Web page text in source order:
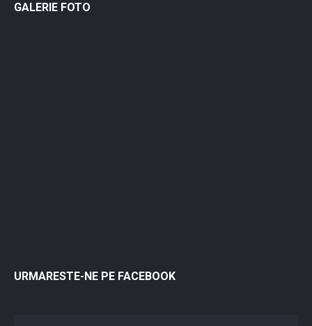
GALERIE FOTO
URMARESTE-NE PE FACEBOOK